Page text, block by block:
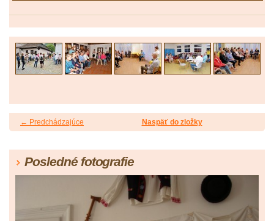
← Predchádzajúce Naspäť do zložky
Posledné fotografie